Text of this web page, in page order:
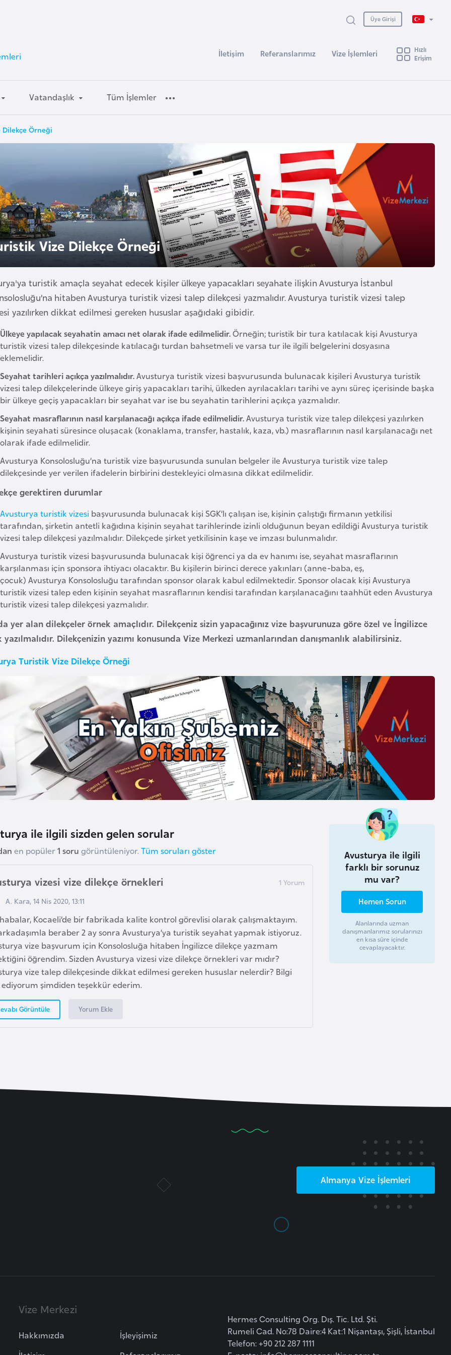
Üye Girişi
İletişim Referanslarımız Vize İşlemleri
Hızlı
Erişim
Vatandaşlık Tüm İşlemler
Örneği
Vize Dilekçe Örneği
turistik amaçla seyahat edecek kişiler ülkeye yapacakları seyahate ilişkin Avusturya İstanbul
hitaben Avusturya turistik vizesi talep dilekçesi yazmalıdır. Avusturya turistik vizesi talep
yazılırken dikkat edilmesi gereken hususlar aşağıdaki gibidir.
Ülkeye yapılacak seyahatin amacı net olarak ifade edilmelidir.Örneğin; turistik bir tura katılacak kişi Avusturya
turistik vizesi talep dilekçesinde katılacağı turdan bahsetmeli ve varsa tur ile ilgili belgelerini dosyasına
eklemelidir.
Seyahat tarihleri açıkça yazılmalıdır.Avusturya turistik vizesi başvurusunda bulunacak kişileri Avusturya turistik
vizesi talep dilekçelerinde ülkeye giriş yapacakları tarihi, ülkeden ayrılacakları tarihi ve aynı süreç içerisinde başka
bir ülkeye geçiş yapacakları bir seyahat var ise bu seyahatin tarihlerini açıkça yazmalıdır.
Seyahat masraflarının nasıl karşılanacağı açıkça ifade edilmelidir.Avusturya turistik vize talep dilekçesi yazılırken
kişinin seyahati süresince oluşacak (konaklama, transfer, hastalık, kaza, vb.) masraflarının nasıl karşılanacağı net
olarak ifade edilmelidir.
Avusturya Konsolosluğu’na turistik vize başvurusunda sunulan belgeler ile Avusturya turistik vize talep
dilekçesinde yer verilen ifadelerin birbirini destekleyici olmasına dikkat edilmelidir.
gerektiren durumlar
Avusturya turistik vizesi başvurusunda bulunacak kişi SGK’lı çalışan ise, kişinin çalıştığı firmanın yetkilisi
tarafından, şirketin antetli kağıdına kişinin seyahat tarihlerinde izinli olduğunun beyan edildiği Avusturya turistik
vizesi talep dilekçesi yazılmalıdır. Dilekçede şirket yetkilisinin kaşe ve imzası bulunmalıdır.
Avusturya turistik vizesi başvurusunda bulunacak kişi öğrenci ya da ev hanımı ise, seyahat masraflarının
karşılanması için sponsora ihtiyacı olacaktır. Bu kişilerin birinci derece yakınları (anne-baba, eş,
çocuk) Avusturya Konsolosluğu tarafından sponsor olarak kabul edilmektedir. Sponsor olacak kişi Avusturya
turistik vizesi talep eden kişinin seyahat masraflarının kendisi tarafından karşılanacağını taahhüt eden Avusturya
turistik vizesi talep dilekçesi yazmalıdır.
yer alan dilekçeler örnek amaçlıdır. Dilekçeniz sizin yapacağınız vize başvurunuza göre özel ve İngilizce
Dilekçenizin yazımı konusunda Vize Merkezi uzmanlarından danışmanlık alabilirsiniz.
Turistik Vize Dilekçe Örneği
ile ilgili sizden gelen sorular
en popüler1 soru görüntüleniyor.Tüm soruları göster
vizesi vize dilekçe örnekleri
A. Kara, 14 Nis 2020, 13:11
Kocaeli’de bir fabrikada kalite kontrol görevlisi olarak çalışmaktayım.
beraber 2 ay sonra Avusturya’ya turistik seyahat yapmak istiyoruz.
vize başvurum için Konsolosluğa hitaben İngilizce dilekçe yazmam
öğrendim. Sizden Avusturya vizesi vize dilekçe örnekleri var mıdır?
vize talep dilekçesinde dikkat edilmesi gereken hususlar nelerdir? Bilgi
şimdiden teşekkür ederim.
Görüntüle Yorum Ekle
Avusturya ile ilgili
farklı bir sorunuz
mu var?
Hemen Sorun
Alanlarında uzman
danışmanlarımız sorularınızı
en kısa süre içinde
cevaplayacaktır.
Almanya Vize İşlemleri
Vize Merkezi
Hakkımızda
İşleyişimiz
Hermes Consulting Org. Dış. Tic. Ltd. Şti.
Rumeli Cad. No:78 Daire:4 Kat:1 Nişantaşı, Şişli, İstanbul
Telefon: +90 212 287 1111